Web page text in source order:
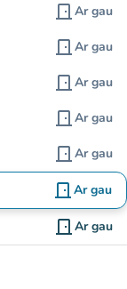
door_front Ar gau
door_front Ar gau
door_front Ar gau
door_front Ar gau
door_front Ar gau
door_front Ar gau
door_front Ar gau